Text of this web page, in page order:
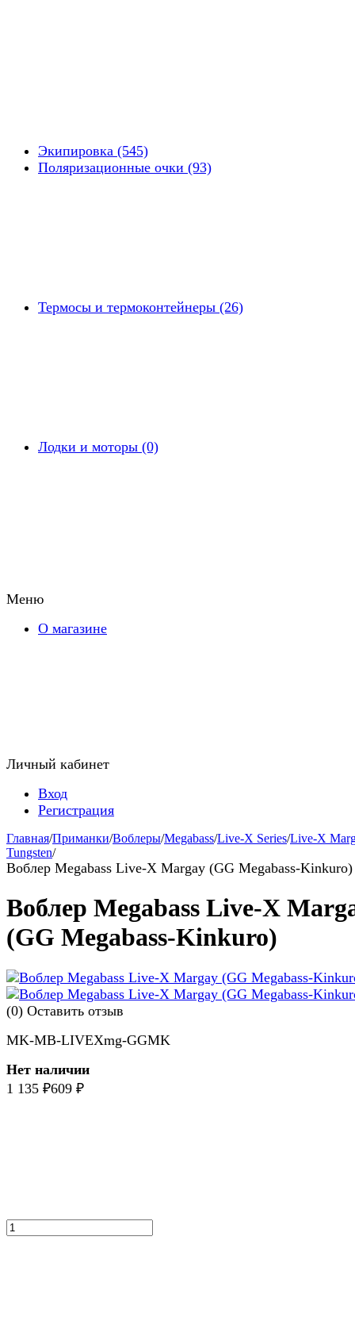
Экипировка (545)
Поляризационные очки (93)
Термосы и термоконтейнеры (26)
Лодки и моторы (0)
Меню
О магазине
Личный кабинет
Вход
Регистрация
Главная/Приманки/Воблеры/Megabass/Live-X Series/Live-X
Tungsten/
Воблер Megabass Live-X Margay (GG Megabass-Kinkuro)
Воблер Megabass Live-X
(GG Megabass-Kinkuro)
(0) Оставить отзыв
MK-MB-LIVEXmg-GGMK
Нет наличии
1 135 ₽609 ₽